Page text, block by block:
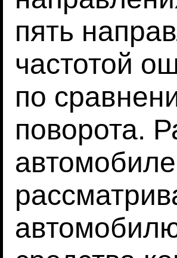
пять
частотой
по
поворота.